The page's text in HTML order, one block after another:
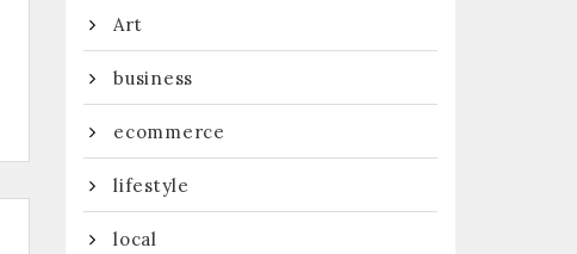
Art
business
ecommerce
lifestyle
local